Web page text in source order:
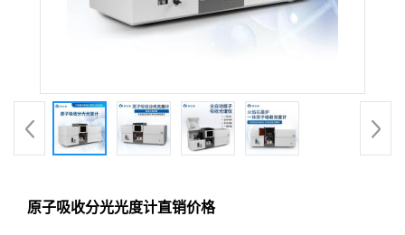
原子吸收分光光度计直销价格